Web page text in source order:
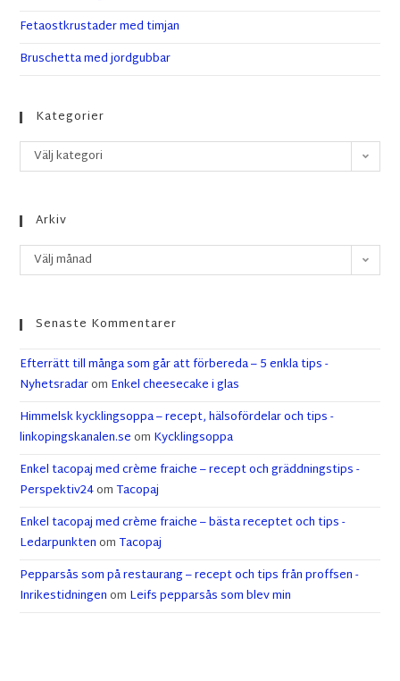
Fetaostkrustader med timjan
Bruschetta med jordgubbar
Kategorier
Välj kategori
Arkiv
Välj månad
Senaste Kommentarer
Efterrätt till många som går att förbereda – 5 enkla tips -
Nyhetsradarom Enkel cheesecake i glas
Himmelsk kycklingsoppa – recept, hälsofördelar och tips -
linkopingskanalen.seom Kycklingsoppa
Enkel tacopaj med crème fraiche – recept och gräddningstips -
Perspektiv24omTacopaj
Enkel tacopaj med crème fraiche – bästa receptet och tips -
LedarpunktenomTacopaj
Pepparsås som på restaurang – recept och tips från proffsen -
Inrikestidningenom Leifs pepparsås som blev min